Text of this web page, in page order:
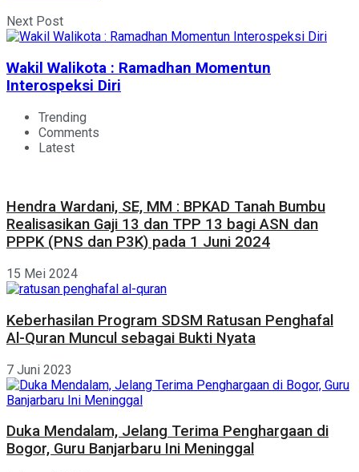
Next Post
Wakil Walikota : Ramadhan Momentun
Interospeksi Diri
Trending
Comments
Latest
Hendra Wardani, SE, MM : BPKAD Tanah Bumbu
Realisasikan Gaji 13 dan TPP 13 bagi ASN dan
PPPK (PNS dan P3K) pada 1 Juni 2024
15 Mei 2024
Keberhasilan Program SDSM Ratusan Penghafal
Al-Quran Muncul sebagai Bukti Nyata
7 Juni 2023
Duka Mendalam, Jelang Terima Penghargaan di
Bogor, Guru Banjarbaru Ini Meninggal